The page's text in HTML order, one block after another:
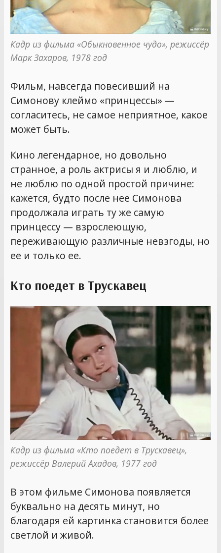
Кадр из фильма «Обыкновенное чудо», режиссёр
Марк Захаров, 1978 год
Фильм, навсегда повесивший на
Симонову клеймо «принцессы» —
согласитесь, не самое неприятное, какое
может быть.
Кино легендарное, но довольно
странное, а роль актрисы я и люблю, и
не люблю по одной простой причине:
кажется, будто после нее Симонова
продолжала играть ту же самую
принцессу — взрослеющую,
переживающую различные невзгоды, но
ее и только ее.
Кто поедет в Трускавец
Кадр из фильма «Кто поедет в Трускавец»,
режиссёр Валерий Ахадов, 1977 год
В этом фильме Симонова появляется
буквально на десять минут, но
благодаря ей картинка становится более
светлой и живой.